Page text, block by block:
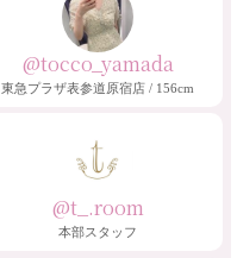
@tocco_yamada
東急プラザ表参道原宿店 / 156cm
@t_.room
本部スタッフ